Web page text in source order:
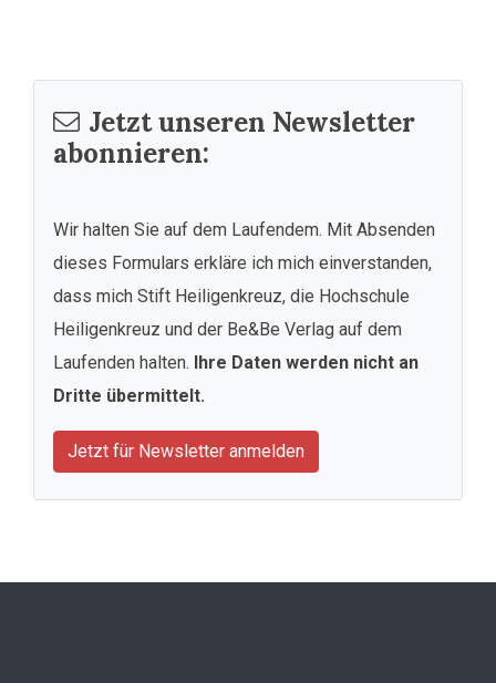
Jetzt unseren Newsletter
abonnieren:
Wir halten Sie auf dem Laufendem. Mit Absenden
dieses Formulars erkläre ich mich einverstanden,
dass mich Stift Heiligenkreuz, die Hochschule
Heiligenkreuz und der Be&Be Verlag auf dem
Laufenden halten.
Ihre Daten werden nicht an
Dritte übermittelt.
Jetzt für Newsletter anmelden